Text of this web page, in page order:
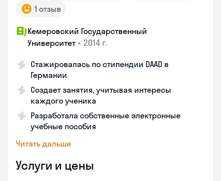
1 отзыв
Кемеровский Государственный
Университет • 2014 г.
Стажировалась по стипендии DAAD в
Германии
Создает занятия, учитывая интересы
каждого ученика
Разработала собственные электронные
учебные пособия
Читать дальше
Услуги и цены